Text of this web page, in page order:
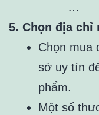
…
5. Chọn địa chỉ
Chọn mua
sở uy tín
phẩm.
Một số